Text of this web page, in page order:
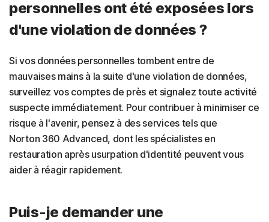
personnelles ont été exposées lors
d'une violation de données ?
Si vos données personnelles tombent entre de
mauvaises mains à la suite d'une violation de données,
surveillez vos comptes de près et signalez toute activité
suspecte immédiatement. Pour contribuer à minimiser ce
risque à l'avenir, pensez à des services tels que
Norton 360 Advanced, dont les spécialistes en
restauration après usurpation d'identité peuvent vous
aider à réagir rapidement.
Puis-je demander une